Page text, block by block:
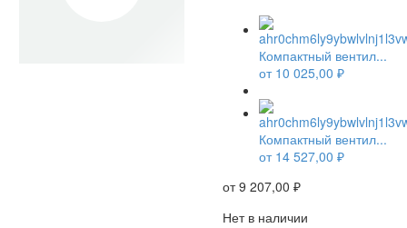
Компактный вентил...
от 10 025,00 ₽
Компактный вентил...
от 14 527,00 ₽
от9 207,00 ₽
Нет в наличии